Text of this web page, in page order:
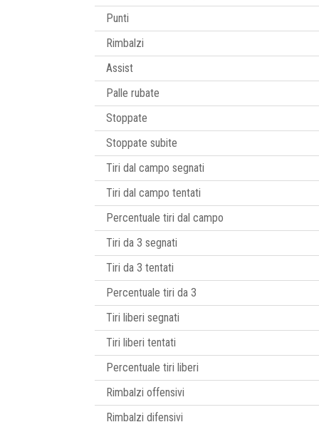
Punti
Rimbalzi
Assist
Palle rubate
Stoppate
Stoppate subite
Tiri dal campo segnati
Tiri dal campo tentati
Percentuale tiri dal campo
Tiri da 3 segnati
Tiri da 3 tentati
Percentuale tiri da 3
Tiri liberi segnati
Tiri liberi tentati
Percentuale tiri liberi
Rimbalzi offensivi
Rimbalzi difensivi